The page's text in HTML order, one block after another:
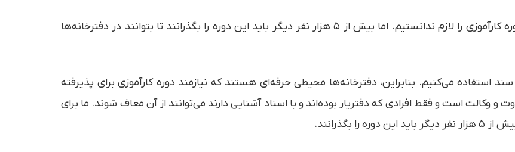
ما برای ۹۰۰ نفر از دفتریاران که با اسناد آشنا بودند، دوره کارآموزی را لازم ندانستیم. اما بیش از ۵ هزار نفر دیگر باید این دوره را بگذرانند تا بتوانند در دفترخانه‌ها
خود از ۴۰ سامانه مختلف و ۷ نوع سند استفاده می‌کنیم. بنابراین، دفترخانه‌ها محیطی حرفه‌ای هستند که نیازمند دوره کارآموزی برای پذیرفته
وکالت است و فقط افرادی که دفتریار بوده‌اند و با اسناد آشنایی دارند می‌توانند از آن معاف شوند. ما برای